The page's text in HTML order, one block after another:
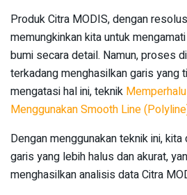
Produk Citra MODIS, dengan
memungkinkan kita untuk
bumi secara detail. Namun, proses
terkadang menghasilkan garis yang
mengatasi hal ini, teknik
Menggunakan Smooth Line
Dengan menggunakan teknik ini,
garis yang lebih halus dan akurat,
menghasilkan analisis data Citra